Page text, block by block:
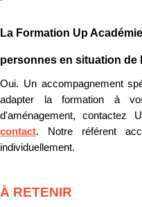
La Formation Up
personnes en situation de
Oui. Un accompagnement
adapter la formation à
d'aménagement, contactez
contact. Notre référent
individuellement.
À RETENIR